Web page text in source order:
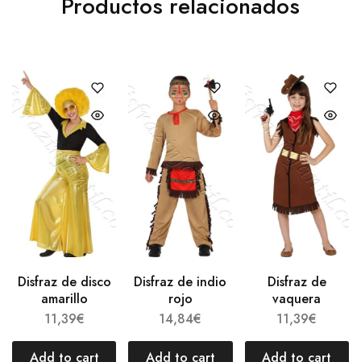
Disfraz de disco
amarillo
11,39€
Add to cart
Disfraz de indio
rojo
14,84€
Add to cart
Disfraz de
vaquera
11,39€
Add to cart